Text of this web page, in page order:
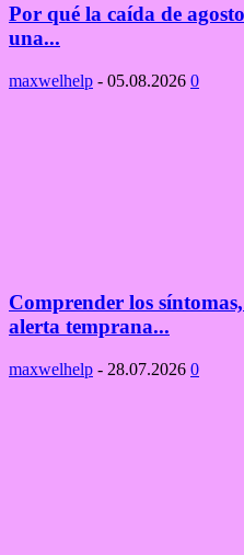
Por qué la caída de
una...
maxwelhelp - 05.08.2026 0
Comprender los síntomas,
alerta temprana...
maxwelhelp - 28.07.2026 0